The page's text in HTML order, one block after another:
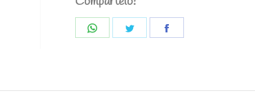
mm
quantityShare
Share